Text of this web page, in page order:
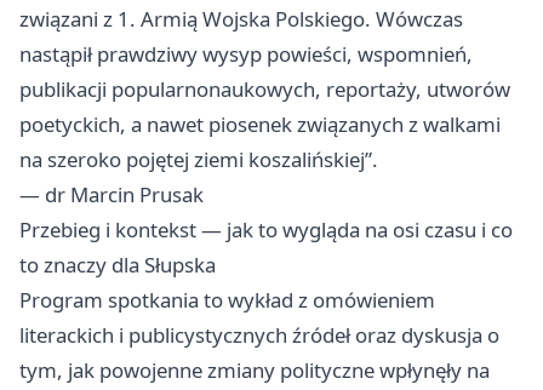
związani z 1. Armią Wojska Polskiego. Wówczas
nastąpił prawdziwy wysyp powieści, wspomnień,
publikacji popularnonaukowych, reportaży, utworów
poetyckich, a nawet piosenek związanych z walkami
na szeroko pojętej ziemi koszalińskiej”.
— dr Marcin Prusak
Przebieg i kontekst — jak to wygląda na osi czasu i co
to znaczy dla Słupska
Program spotkania to wykład z omówieniem
literackich i publicystycznych źródeł oraz dyskusja o
tym, jak powojenne zmiany polityczne wpłynęły na